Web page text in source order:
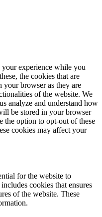
experience while you
the cookies that are
your browser as they are
of the website. We
analyze and understand how
be stored in your browser
the option to opt-out of these
cookies may affect your
for the website to
cookies that ensures
of the website. These